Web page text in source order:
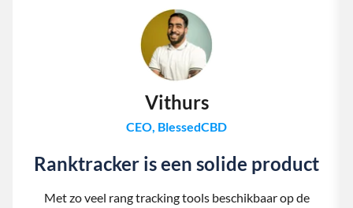
Vithurs
CEO, BlessedCBD
Ranktracker is een solide product
Met zo veel rang tracking tools beschikbaar op de